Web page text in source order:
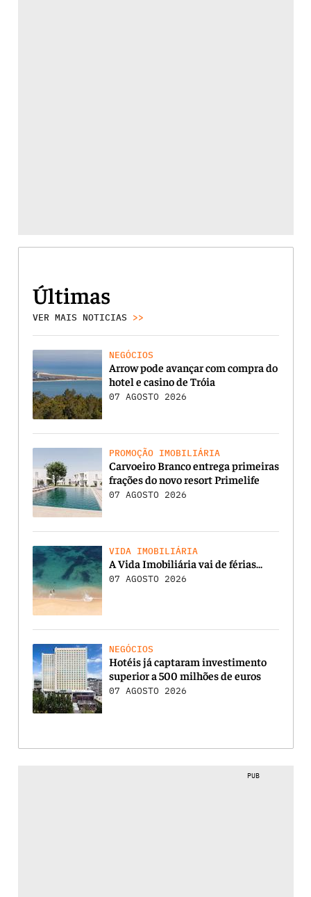
Últimas
VER MAIS NOTICIAS >>
NEGÓCIOS
Arrow pode avançar com compra do
hotel e casino de Tróia
07 AGOSTO 2026
PROMOÇÃO IMOBILIÁRIA
Carvoeiro Branco entrega primeiras
frações do novo resort Primelife
07 AGOSTO 2026
VIDA IMOBILIÁRIA
A Vida Imobiliária vai de férias…
07 AGOSTO 2026
NEGÓCIOS
Hotéis já captaram investimento
superior a 500 milhões de euros
07 AGOSTO 2026
PUB